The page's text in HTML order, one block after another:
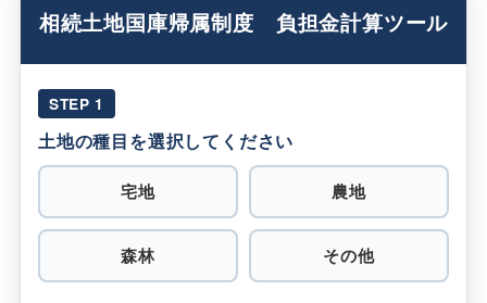
相続土地国庫帰属制度 負担金計算ツール
STEP 1
土地の種目を選択してください
宅地 農地
森林 その他